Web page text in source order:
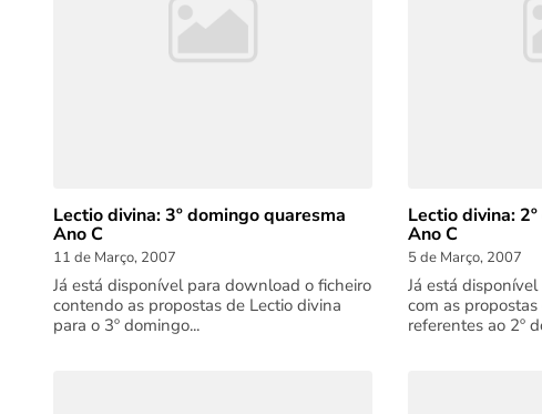
Lectio divina: 3º domingo quaresma
Ano C
11 de Março, 2007
Já está disponível para download o ficheiro
contendo as propostas de Lectio divina
para o 3º domingo...
Lectio divina:
Ano C
5 de Março, 2007
Já está
com as
referentes ao 2º